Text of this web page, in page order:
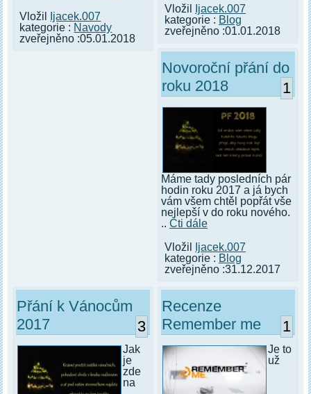
Vložil
Ijacek.007
kategorie : Navody
zveřejněno :05.01.2018
Vložil
Ijacek.007
kategorie : Blog
zveřejněno :01.01.2018
Novoroční přání do
roku 2018
1
Máme tady posledních pár
hodin roku 2017 a já bych
vám všem chtěl popřát vše
nejlepší v do roku nového.
.. Čti dále
Vložil
Ijacek.007
kategorie : Blog
zveřejněno :31.12.2017
Přání k Vánocům
2017
3
Jak
je
zde
na
Recenze
Remember me
1
Je to
už